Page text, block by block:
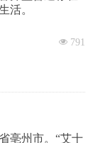
活。
题。因此，
넶 791
亳州市。“艾十